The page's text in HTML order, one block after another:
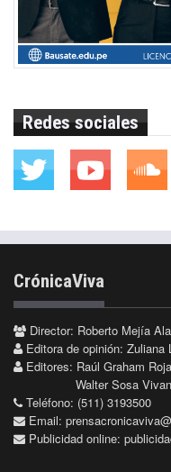
Redes sociales
CrónicaViva
Director: Roberto Mejía
Editora de opinión: Zuliana
Editores: Raúl Graham
Walter Sosa
Teléfono: (511) 3193500
Email:
Publicidad online: